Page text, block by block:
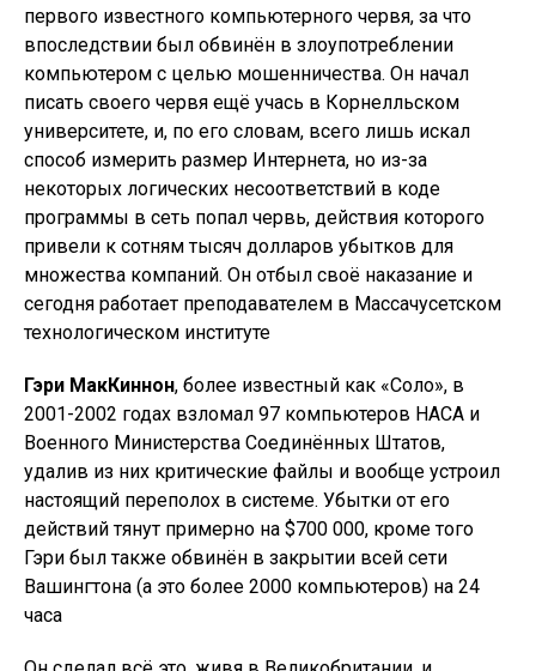
первого известного компьютерного червя, за что
впоследствии был обвинён в злоупотреблении
компьютером с целью мошенничества. Он начал
писать своего червя ещё учась в Корнелльском
университете, и, по его словам, всего лишь искал
способ измерить размер Интернета, но из-за
некоторых логических несоответствий в коде
программы в сеть попал червь, действия которого
привели к сотням тысяч долларов убытков для
множества компаний. Он отбыл своё наказание и
сегодня работает преподавателем в Массачусетском
технологическом институте
Гэри МакКиннон, более известный как «Соло», в
2001-2002 годах взломал 97 компьютеров НАСА и
Военного Министерства Соединённых Штатов,
удалив из них критические файлы и вообще устроил
настоящий переполох в системе. Убытки от его
действий тянут примерно на $700 000, кроме того
Гэри был также обвинён в закрытии всей сети
Вашингтона (а это более 2000 компьютеров) на 24
часа